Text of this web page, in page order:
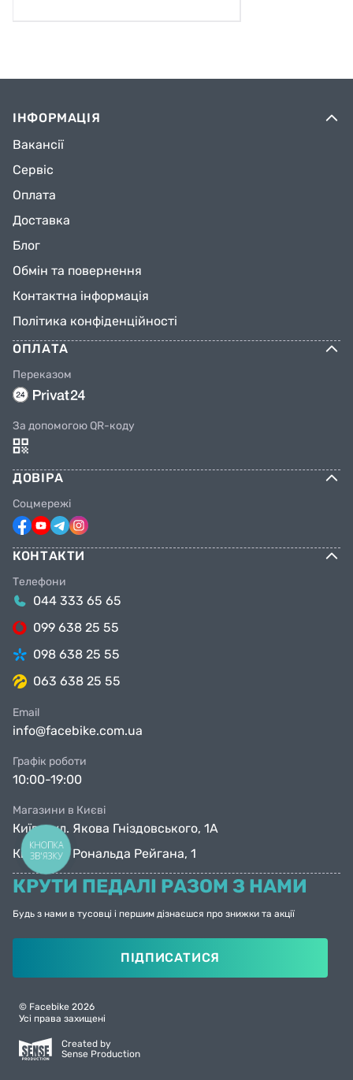
ІНФОРМАЦІЯ
Вакансії
Сервіс
Оплата
Доставка
Блог
Обмін та повернення
Контактна інформація
Політика конфіденційності
ОПЛАТА
Переказом
За допомогою QR-коду
ДОВІРА
Соцмережі
КОНТАКТИ
Телефони
044 333 65 65
099 638 25 55
098 638 25 55
063 638 25 55
Email
info@facebike.com.ua
Графік роботи
10:00-19:00
Магазини в Києві
Київ, вул. Якова Гніздовського, 1А
Київ, вул. Рональда Рейгана, 1
КРУТИ ПЕДАЛІ РАЗОМ З НАМИ
Будь з нами в тусовці і першим дізнаєшся про знижки та акції
ПІДПИСАТИСЯ
© Facebike 2026
Усі права захищені
Created by
Sense Production
КНОПКА
ЗВ'ЯЗКУ